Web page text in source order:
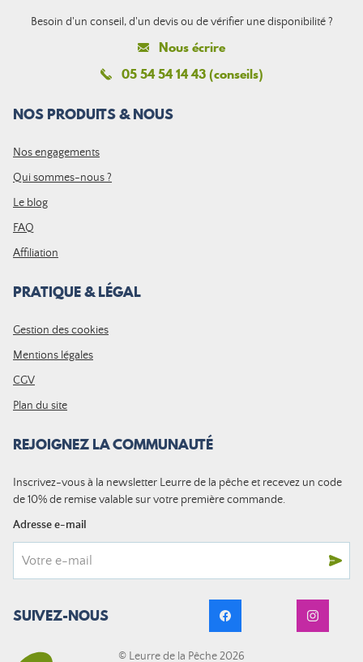
Besoin d'un conseil, d'un devis ou de vérifier une disponibilité ?
Nous écrire
05 54 54 14 43 (conseils)
NOS PRODUITS & NOUS
Nos engagements
Qui sommes-nous ?
Le blog
FAQ
Affiliation
PRATIQUE & LÉGAL
Gestion des cookies
Mentions légales
CGV
Plan du site
REJOIGNEZ LA COMMUNAUTÉ
Inscrivez-vous à la newsletter Leurre de la pêche et recevez un code
de 10% de remise valable sur votre première commande.
Adresse e-mail
SUIVEZ-NOUS
© Leurre de la Pêche 2026